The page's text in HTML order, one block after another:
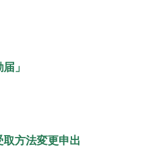
」
方法変更申出